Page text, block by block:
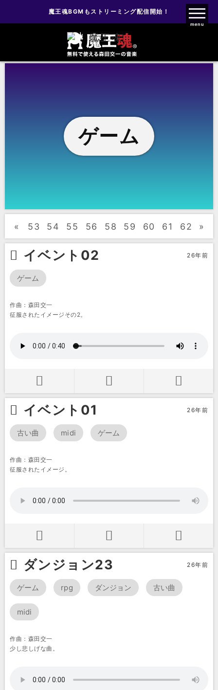
魔王魂ファンクラブ
魔王魂BGMもストリーミング配信開始！
menu
ゲーム
« 53 54 55 56 58 59 60 61 62 »
イベント02 26年前
ゲーム
作曲：森田交一
征服されたイメージその2。
イベント01 26年前
古い曲 midi ゲーム
作曲：森田交一
征服されたイメージ。
ダンジョン23 26年前
ゲーム rpg ダンジョン 古い曲
midi
作曲：森田交一
少し悲しげな曲。